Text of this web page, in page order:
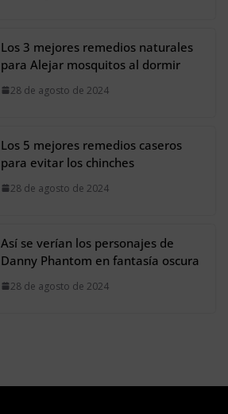
Los 3 mejores remedios naturales
para Alejar mosquitos al dormir
28 de agosto de 2024
Los 5 mejores remedios caseros
para evitar los chinches
28 de agosto de 2024
Así se verían los personajes de
Danny Phantom en fantasía oscura
28 de agosto de 2024